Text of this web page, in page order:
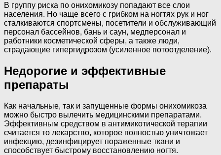
В группу риска по онихомикозу попадают все слои
населения. Но чаще всего с грибком на ногтях рук и ног
сталкиваются спортсмены, посетители и обслуживающий
персонал бассейнов, бань и саун, медперсонал и
работники косметической сферы, а также люди,
страдающие гипергидрозом (усиленное потоотделение).
Недорогие и эффективные
препараты
Как начальные, так и запущенные формы онихомикоза
можно быстро вылечить медицинскими препаратами.
Эффективным средством в антимикотической терапии
считается то лекарство, которое полностью уничтожает
инфекцию, дезинфицирует пораженные ткани и
способствует быстрому восстановлению ногтя.